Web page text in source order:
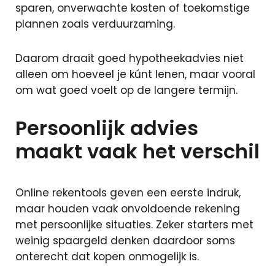
sparen, onverwachte kosten of toekomstige
plannen zoals verduurzaming.
Daarom draait goed hypotheekadvies niet
alleen om hoeveel je kúnt lenen, maar vooral
om wat goed voelt op de langere termijn.
Persoonlijk advies
maakt vaak het verschil
Online rekentools geven een eerste indruk,
maar houden vaak onvoldoende rekening
met persoonlijke situaties. Zeker starters met
weinig spaargeld denken daardoor soms
onterecht dat kopen onmogelijk is.